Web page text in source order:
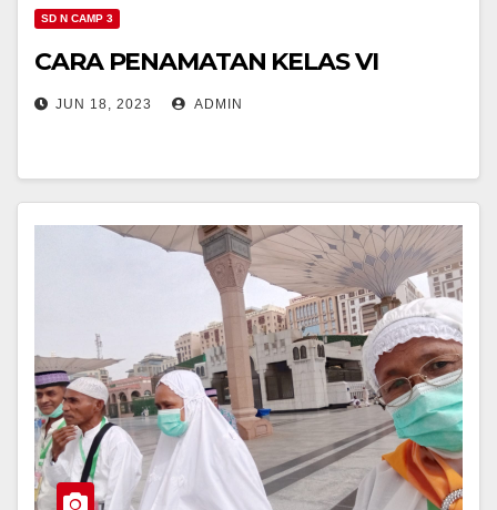
SD N CAMP 3
CARA PENAMATAN KELAS VI
JUN 18, 2023 ADMIN